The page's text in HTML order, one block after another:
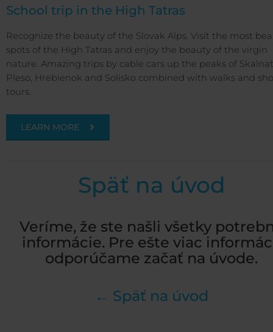
School trip in the High Tatras
Recognize the beauty of the Slovak Alps. Visit the most
spots of the High Tatras and enjoy the beauty of the virgin
nature. Amazing trips by cable cars up the peaks of
Pleso, Hrebienok and Solisko combined with walks and
tours.
LEARN MORE
Späť na úvod
Veríme, že ste našli všetky
informácie. Pre ešte viac
odporúčame začať na úvode.
← Späť na úvod